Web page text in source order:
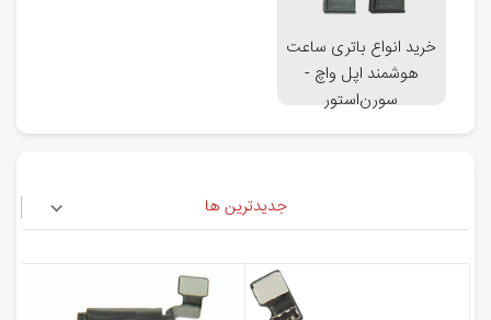
خرید انواع باتری ساعت
هوشمند اپل واچ -
سورن‌استور
جدیدترین ها